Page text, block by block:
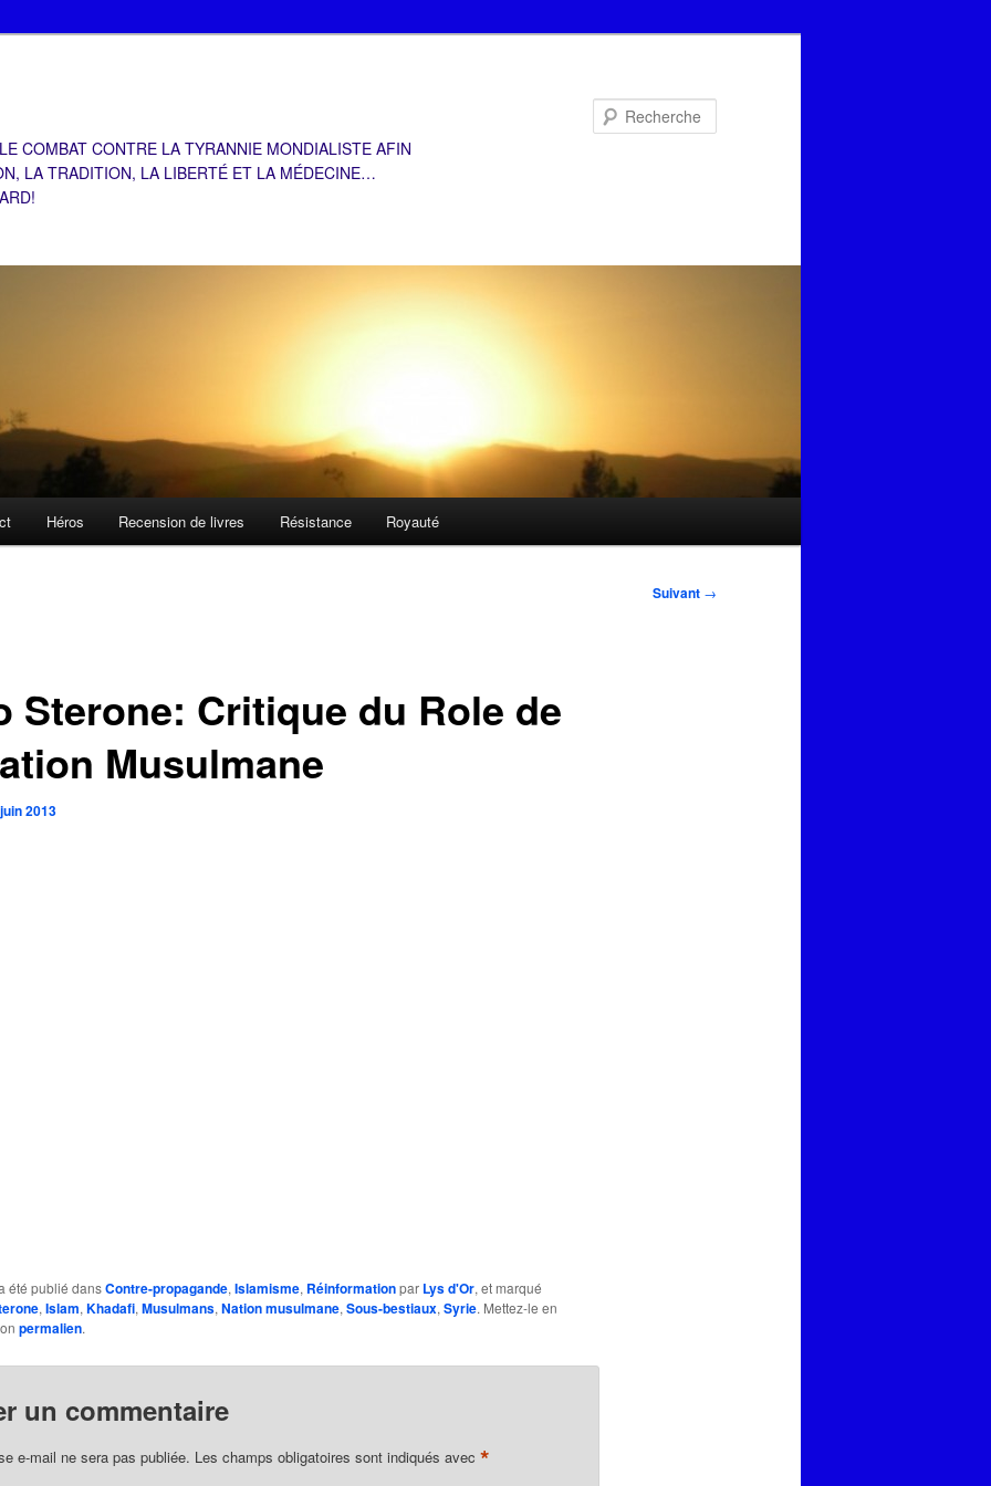
COMBAT CONTRE LA TYRANNIE MONDIALISTE AFIN
LA TRADITION, LA LIBERTÉ ET LA MÉDECINE…
Héros Recension de livres Résistance Royauté
Suivant →
Sterone: Critique du Role de
Musulmane
2013
été publié dansContre-propagande,Islamisme, Réinformationpar Lys d'Or, et marqué
,Islam,Khadafi,Musulmans,Nation musulmane,Sous-bestiaux,Syrie. Mettez-le en
permalien.
un commentaire
e-mail ne sera pas publiée. Les champs obligatoires sont indiqués avec *